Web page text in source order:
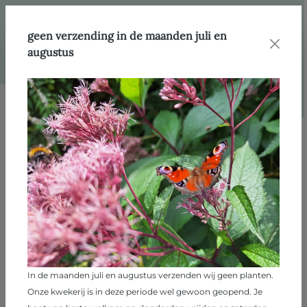
Afbeeldingengalerij overslaan
geen verzending in de maanden juli en
augustus
In de maanden juli en augustus verzenden wij geen planten.
Onze kwekerij is in deze periode wel gewoon geopend. Je